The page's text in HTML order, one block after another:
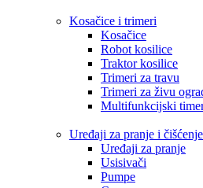
Kosačice i trimeri
Kosačice
Robot kosilice
Traktor kosilice
Trimeri za travu
Trimeri za živu
Multifunkcijski
Uređaji za pranje i čišćenje
Uređaji za pranje
Usisivači
Pumpe